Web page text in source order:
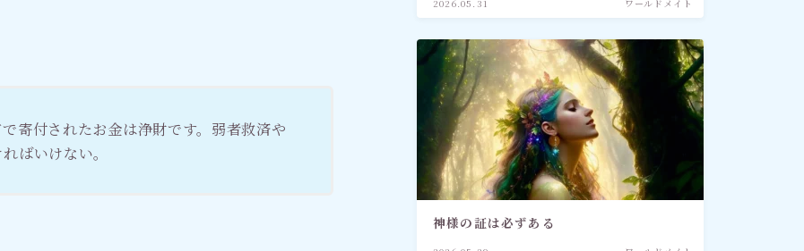
寄付されたお金は浄財です。弱者救済や
ばいけない。
2026.05.31 ワールドメイト
神様の証は必ずある